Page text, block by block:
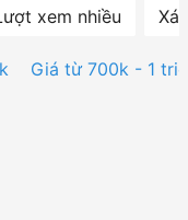
xem nhiều
Giá từ 700k - 1